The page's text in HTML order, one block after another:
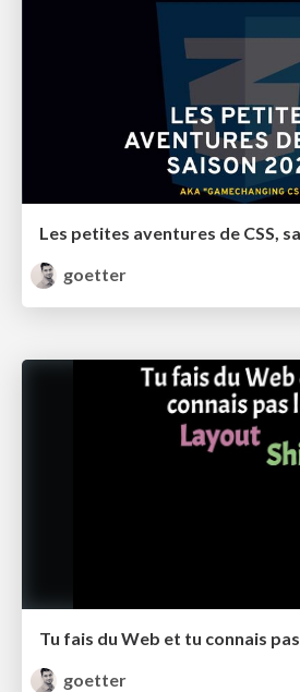
Les petites aventures de CSS,
goetter
goetter